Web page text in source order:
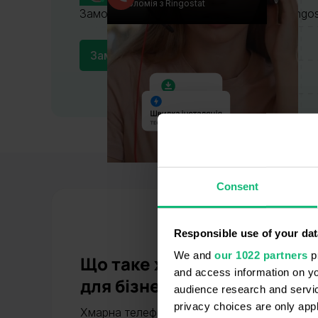
Consent
Responsible use of your
We and our 1022 partners
and access information on
audience research and
privacy choices are only
Замовте безкоштовну демонстрацію
Замовити демо
Соломія з Ringostat
Що таке хмарна телефонія
для бізнесу
Хмарна телефонія — це онлайн-система,